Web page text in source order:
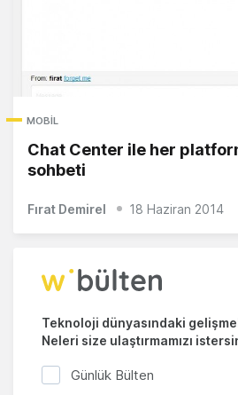
MOBIL
Chat Center ile her
sohbeti
Fırat Demirel 18 Haziran 2014
Teknoloji dünyasındaki
Neleri size ulaştırmamızı
Günlük Bülten